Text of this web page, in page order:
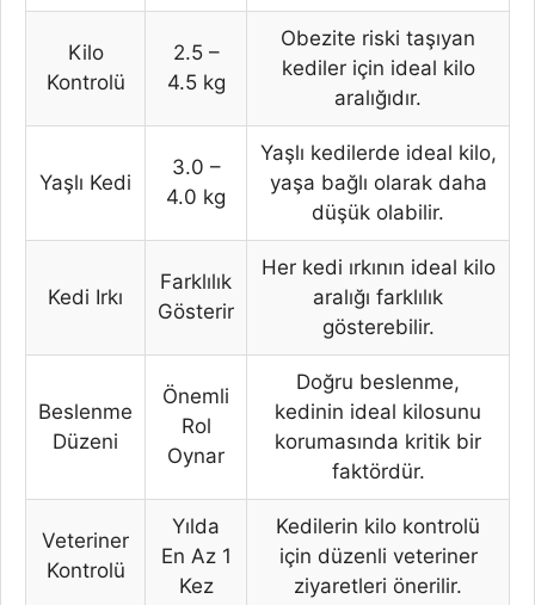
Kilo
Kontrolü
2.5 –
4.5 kg
Obezite riski taşıyan
kediler için ideal kilo
aralığıdır.
Yaşlı Kedi
3.0 –
4.0 kg
Yaşlı kedilerde ideal kilo,
yaşa bağlı olarak daha
düşük olabilir.
Kedi Irkı
Farklılık
Gösterir
Her kedi ırkının ideal kilo
aralığı farklılık
gösterebilir.
Beslenme
Düzeni
Önemli
Rol
Oynar
Doğru beslenme,
kedinin ideal kilosunu
korumasında kritik bir
faktördür.
Veteriner
Kontrolü
Yılda
En Az 1
Kez
Kedilerin kilo kontrolü
için düzenli veteriner
ziyaretleri önerilir.